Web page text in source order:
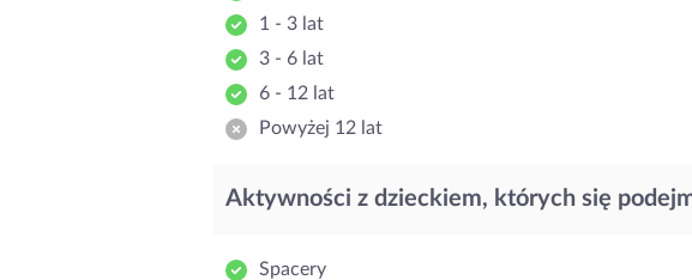
1 - 3 lat
3 - 6 lat
6 - 12 lat
Powyżej 12 lat
Aktywności z dzieckiem, których się
Spacery